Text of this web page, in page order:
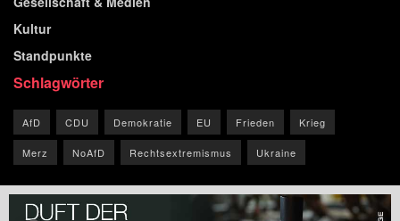
Kultur
Standpunkte
Schlagwörter
AfD CDU Demokratie EU Frieden Krieg
Merz NoAfD Rechtsextremismus Ukraine